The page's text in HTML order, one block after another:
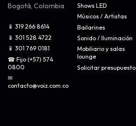
Bogotá, Colombia
📱 319 266 8614
📱 301 528 4722
📱 301 769 0181
☎ Fijo (+57) 574
0800
✉
contacto@voiz.com.co
Shows LED
Músicos / Artistas
Bailarines
Sonido / Iluminación
Mobiliario y salas
lounge
Solicitar presupuesto